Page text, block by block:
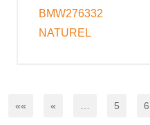
BMW276332
NATUREL
«« « 5 6